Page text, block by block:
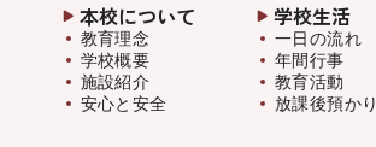
本校について
教育理念
学校概要
施設紹介
安心と安全
学校生活
一日の流れ
年間行事
教育活動
放課後預かり